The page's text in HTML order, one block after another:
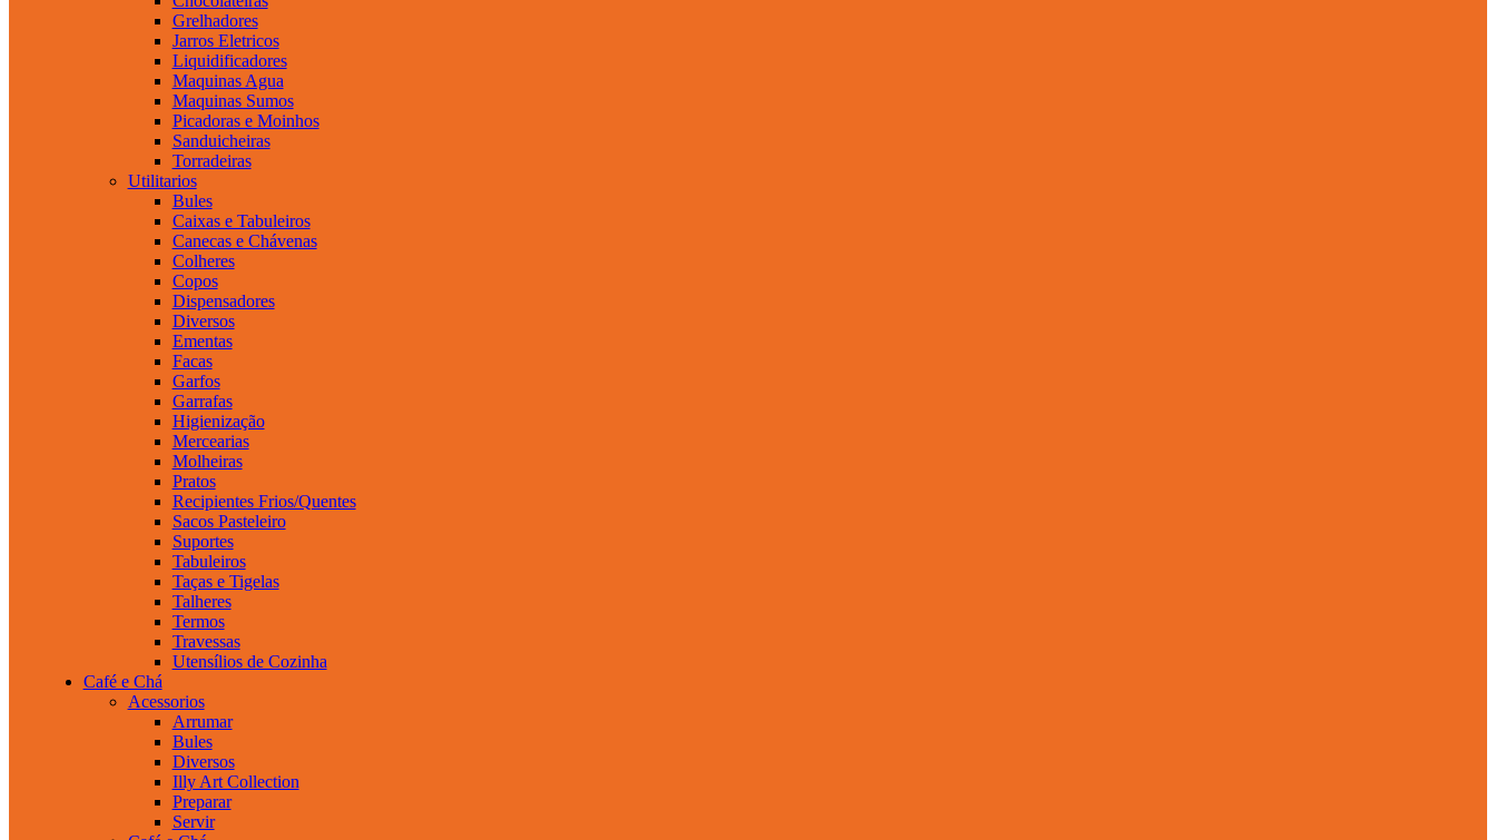
Grelhadores
Jarros Eletricos
Liquidificadores
Maquinas Agua
Maquinas Sumos
Picadoras e Moinhos
Sanduicheiras
Torradeiras
Utilitarios
Bules
Caixas e Tabuleiros
Canecas e Chávenas
Colheres
Copos
Dispensadores
Diversos
Ementas
Facas
Garfos
Garrafas
Higienização
Mercearias
Molheiras
Pratos
Recipientes Frios/Quentes
Sacos Pasteleiro
Suportes
Tabuleiros
Taças e Tigelas
Talheres
Termos
Travessas
Utensílios de Cozinha
Café e Chá
Acessorios
Arrumar
Bules
Diversos
Illy Art Collection
Preparar
Servir